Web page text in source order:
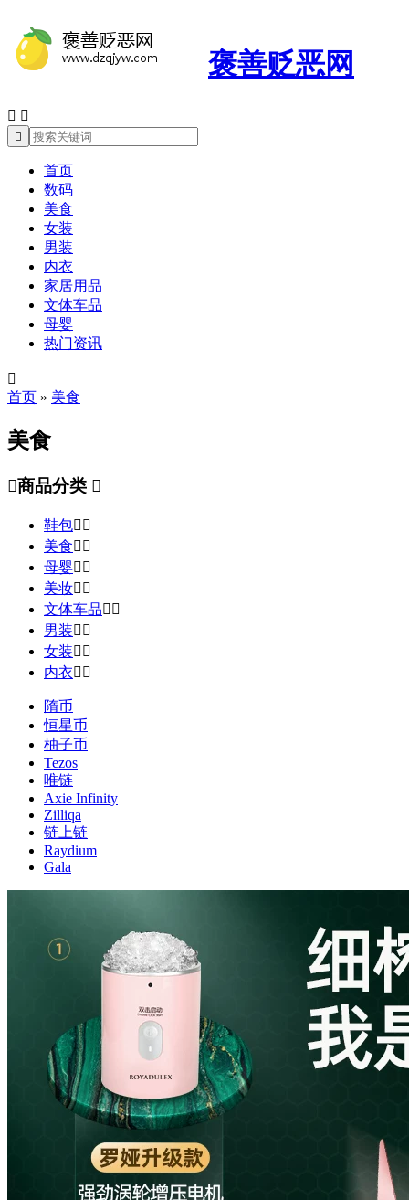
褒善贬恶网
 

首页
数码
美食
女装
男装
内衣
家居用品
文体车品
母婴
热门资讯

首页 » 美食
美食
商品分类 
鞋包 
美食 
母婴 
美妆 
文体车品 
男装 
女装 
内衣 
隋币
恒星币
柚子币
Tezos
唯链
Axie Infinity
Zilliqa
链上链
Raydium
Gala